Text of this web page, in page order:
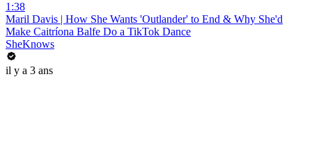
1:38
Maril Davis | How She Wants 'Outlander' to End & Why She'd
Make Caitríona Balfe Do a TikTok Dance
SheKnows
il y a 3 ans